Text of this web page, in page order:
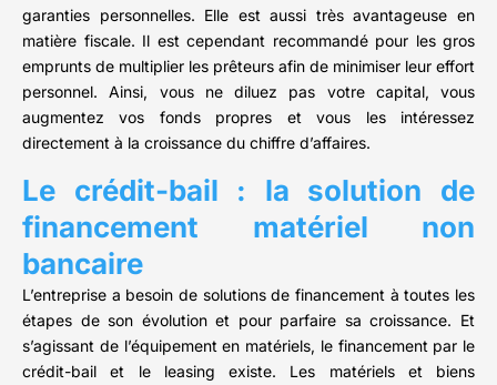
garanties personnelles. Elle est aussi très avantageuse en
matière fiscale. Il est cependant recommandé pour les gros
emprunts de multiplier les prêteurs afin de minimiser leur effort
personnel. Ainsi, vous ne diluez pas votre capital, vous
augmentez vos fonds propres et vous les intéressez
directement à la croissance du chiffre d’affaires.
Le crédit-bail : la solution de
financement matériel non
bancaire
L’entreprise a besoin de solutions de financement à toutes les
étapes de son évolution et pour parfaire sa croissance. Et
s’agissant de l’équipement en matériels, le financement par le
crédit-bail et le leasing existe. Les matériels et biens